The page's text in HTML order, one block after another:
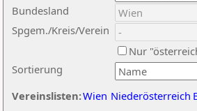
Sortierung
Bundesland
Spgem./Kreis/Verein
Nur
Vereinslisten:Wien Niederösterreich